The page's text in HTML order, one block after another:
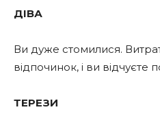
ДІВА
Ви дуже стомилися.
відпочинок, і ви відчуєте
ТЕРЕЗИ